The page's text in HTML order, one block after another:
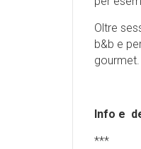
Oltre
b&b e
gourmet.
Info e
***